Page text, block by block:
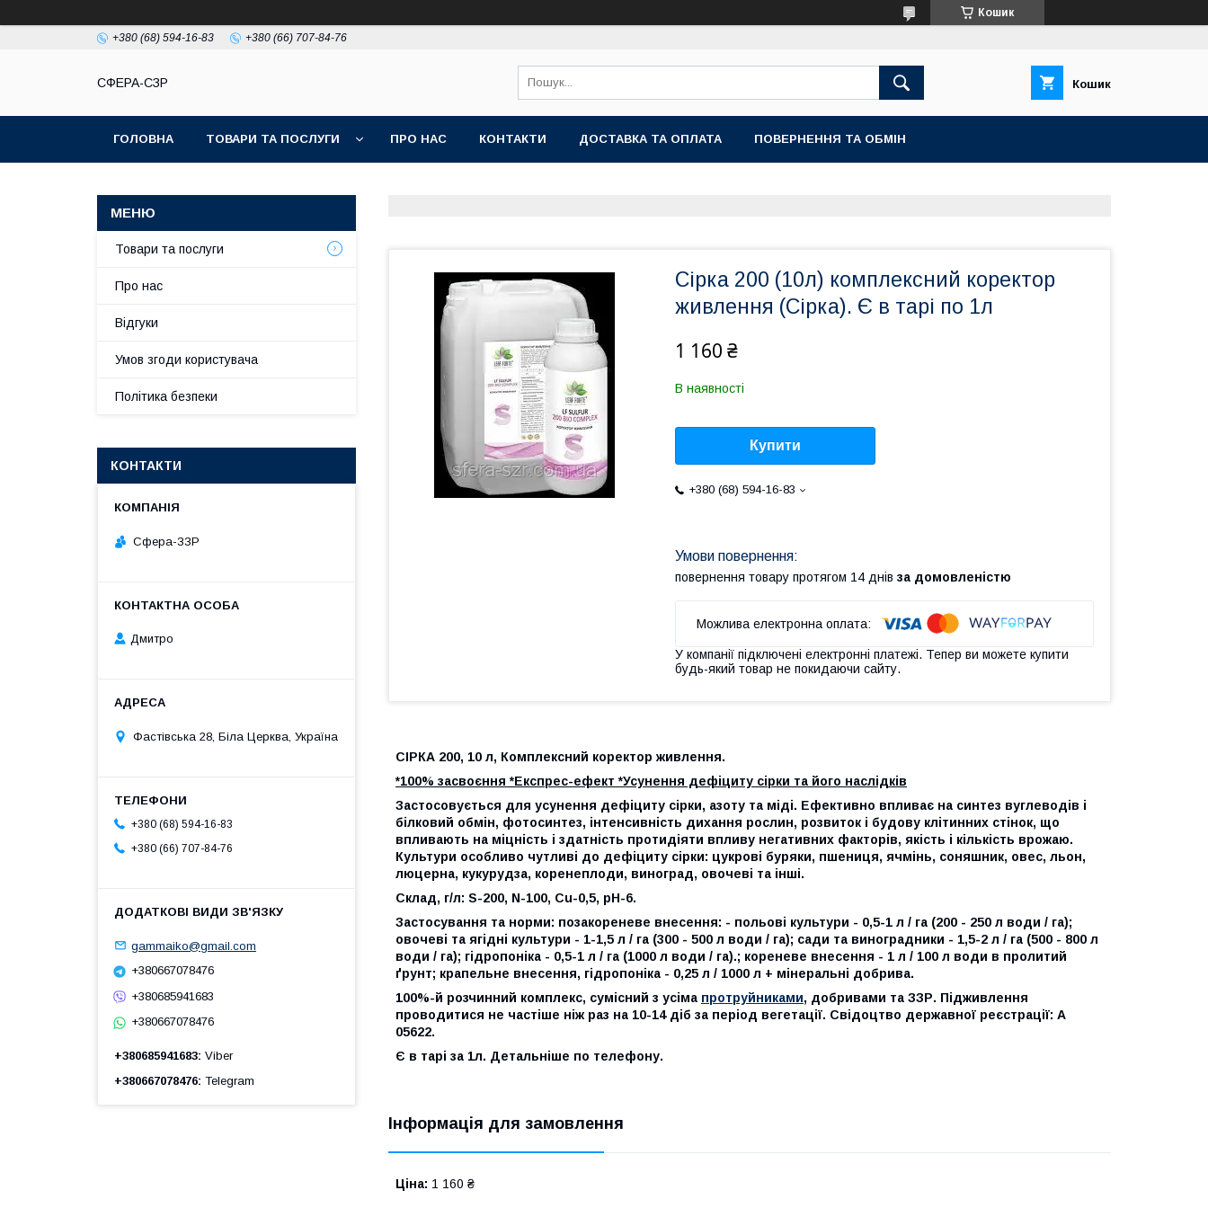
Кошик
+380 (68) 594-16-83 +380 (66) 707-84-76
СФЕРА-СЗР Кошик
ГОЛОВНА ТОВАРИ ТА ПОСЛУГИ ПРО НАС КОНТАКТИ ДОСТАВКА ТА ОПЛАТА ПОВЕРНЕННЯ ТА ОБМІН
Сірка 200 (10л) комплексний коректор
живлення (Сірка). Є в тарі по 1л
1 160 ₴
В наявності
Купити
+380 (68) 594-16-83
повернення товару протягом 14 днів за домовленістю
У компанії підключені електронні платежі. Тепер ви можете купити
будь-який товар не покидаючи сайту.
СІРКА 200, 10 л, Комплексний коректор живлення.
*100% засвоєння *Експрес-ефект *Усунення дефіциту сірки та його наслідків
Застосовується для усунення дефіциту сірки, азоту та міді. Ефективно впливає на синтез вуглеводів і
білковий обмін, фотосинтез, інтенсивність дихання рослин, розвиток і будову клітинних стінок, що
впливають на міцність і здатність протидіяти впливу негативних факторів, якість і кількість врожаю.
Культури особливо чутливі до дефіциту сірки: цукрові буряки, пшениця, ячмінь, соняшник, овес, льон,
люцерна, кукурудза, коренеплоди, виноград, овочеві та інші.
Склад, г/л: S-200, N-100, Cu-0,5, pH-6.
Застосування та норми: позакореневе внесення: - польові культури - 0,5-1 л / га (200 - 250 л води / га);
овочеві та ягідні культури - 1-1,5 л / га (300 - 500 л води / га); сади та виноградники - 1,5-2 л / га (500 - 800 л
води / га); гідропоніка - 0,5-1 л / га (1000 л води / га).; кореневе внесення - 1 л / 100 л води в пролитий
ґрунт; крапельне внесення, гідропоніка - 0,25 л / 1000 л + мінеральні добрива.
100%-й розчинний комплекс, сумісний з усіма протруйниками, добривами та ЗЗР. Підживлення
проводитися не частіше ніж раз на 10-14 діб за період вегетації. Свідоцтво державної реєстрації: А
05622.
Є в тарі за 1л. Детальніше по телефону.
Інформація для замовлення
Ціна: 1 160 ₴
Товари та послуги
Про нас
Відгуки
Умов згоди користувача
Політика безпеки
КОНТАКТИ
Сфера-ЗЗР
Дмитро
Фастівська 28, Біла Церква, Україна
+380 (68) 594-16-83
+380 (66) 707-84-76
gammaiko@gmail.com
+380667078476
+380685941683
+380667078476
+380685941683 Viber
+380667078476 Telegram